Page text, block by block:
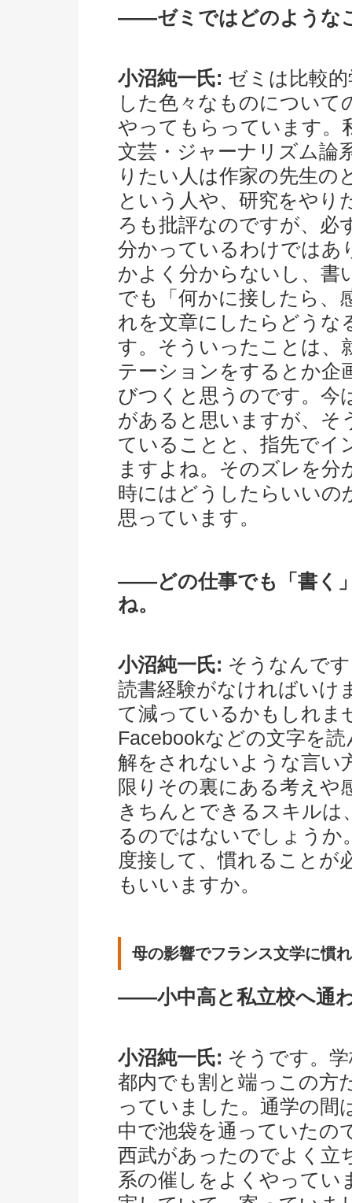
――ゼミではどのような
小沼純一氏: ゼミは比較
した色々なものについ
やってもらっています。
文芸・ジャーナリズム論
りたい人は作家の先生の
という人や、研究をやり
ろも批評なのですが、必
分かっているわけではあ
かよく分からないし、書
でも「何かに接したら、
れを文章にしたらどうな
す。そういったことは、
テーションをするとか企
びつくと思うのです。今
があると思いますが、そ
ていることと、指先でイ
ますよね。そのズレを
時にはどうしたらいいの
思っています。
――どの仕事でも「書く
ね。
小沼純一氏: そうなんで
読書経験がなければいけ
て減っているかもしれま
Facebookなどの文字を
解をされないような言い
限りその裏にある考えや
きちんとできるスキルは
るのではないでしょう
度接して、慣れることが
もいいますか。
母の影響でフランス文学に慣
――小中高と私立校へ通
小沼純一氏: そうです。
都内でも割と端っこの方
っていました。通学の間
中で池袋を通っていたの
西武があったのでよく立
系の催しをよくやってい